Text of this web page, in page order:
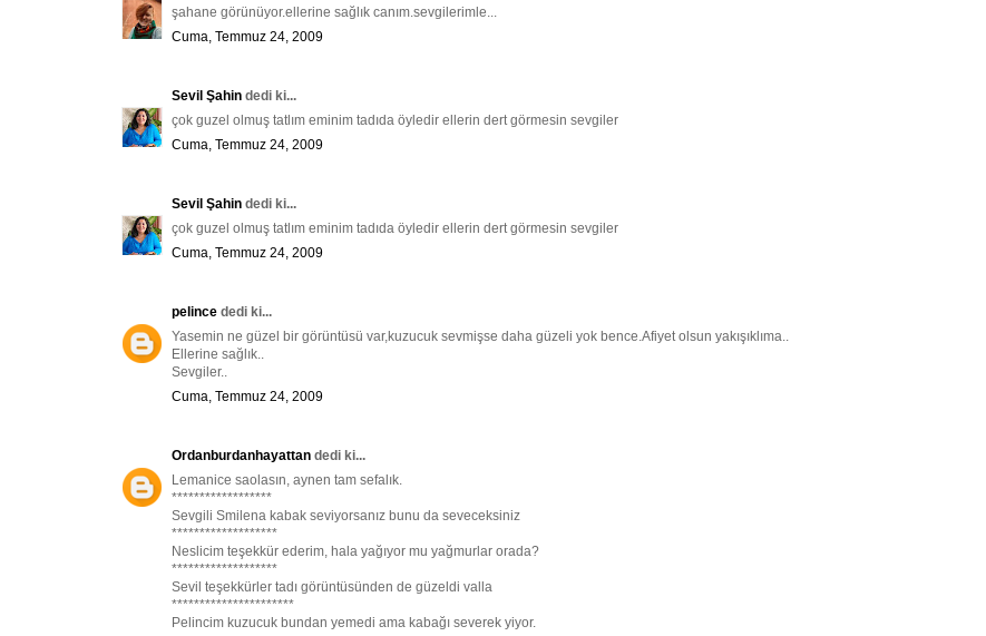
şahane görünüyor.ellerine sağlık canım.sevgilerimle...
Cuma, Temmuz 24, 2009
Sevil Şahin dedi ki...
çok guzel olmuş tatlım eminim tadıda öyledir ellerin dert görmesin sevgiler
Cuma, Temmuz 24, 2009
Sevil Şahin dedi ki...
çok guzel olmuş tatlım eminim tadıda öyledir ellerin dert görmesin sevgiler
Cuma, Temmuz 24, 2009
pelince dedi ki...
Yasemin ne güzel bir görüntüsü var,kuzucuk sevmişse daha güzeli yok bence.Afiyet olsun yakışıklıma..
Ellerine sağlık..
Sevgiler..
Cuma, Temmuz 24, 2009
Ordanburdanhayattan dedi ki...
Lemanice saolasın, aynen tam sefalık.
******************
Sevgili Smilena kabak seviyorsanız bunu da seveceksiniz
*******************
Neslicim teşekkür ederim, hala yağıyor mu yağmurlar orada?
*******************
Sevil teşekkürler tadı görüntüsünden de güzeldi valla
**********************
Pelincim kuzucuk bundan yemedi ama kabağı severek yiyor.